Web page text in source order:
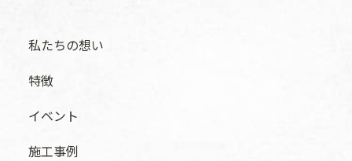
私たちの想い
特徴
イベント
施工事例